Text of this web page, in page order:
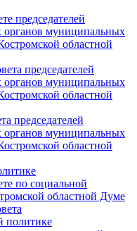
председателей
органов муниципальных
областной
председателей
органов муниципальных
областной
председателей
органов муниципальных
областной
по социальной
областной Думе
политике